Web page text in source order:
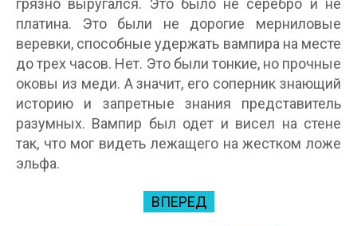
грязно выругался. Это было не серебро и не
платина. Это были не дорогие мерниловые
веревки, способные удержать вампира на месте
до трех часов. Нет. Это были тонкие, но прочные
оковы из меди. А значит, его соперник знающий
историю и запретные знания представитель
разумных. Вампир был одет и висел на стене
так, что мог видеть лежащего на жестком ложе
эльфа.
ВПЕРЕД